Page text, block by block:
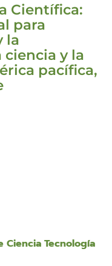
Científica:
para
la
y la
pacífica,
Ciencia Tecnología